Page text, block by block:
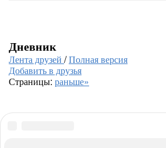
Дневник
Лента друзей /Полная версия
Добавить в друзья
Страницы: раньше»